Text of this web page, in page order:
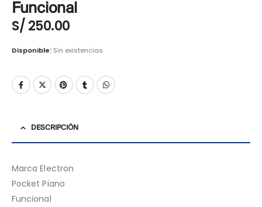
Funcional
S/ 250.00
Disponible: Sin existencias
DESCRIPCIÓN
Marca Electron
Pocket Piano
Funcional